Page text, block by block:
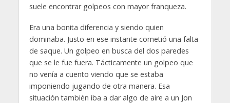
suele encontrar golpeos con mayor franqueza.
Era una bonita diferencia y siendo quien
dominaba. Justo en ese instante cometió una falta
de saque. Un golpeo en busca del dos paredes
que se le fue fuera. Tácticamente un golpeo que
no venía a cuento viendo que se estaba
imponiendo jugando de otra manera. Esa
situación también iba a dar algo de aire a un Jon